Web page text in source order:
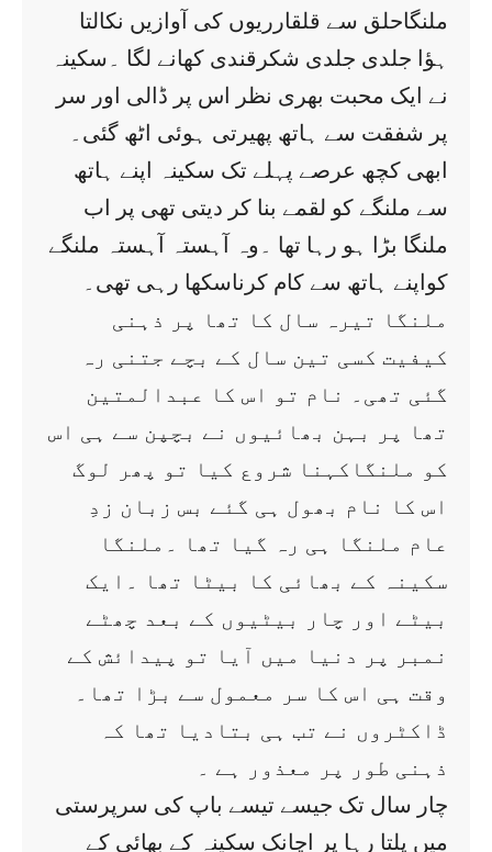
ملنگاحلق سے قلقارریوں کی آوازیں نکالتا
ہؤا جلدی جلدی شکرقندی کھانے لگا ۔سکینہ
نے ایک محبت بھری نظر اس پر ڈالی اور سر
پر شفقت سے ہاتھ پھیرتی ہوئی اٹھ گئی۔
ابھی کچھ عرصے پہلے تک سکینہ اپنے ہاتھ
سے ملنگے کو لقمے بنا کر دیتی تھی پر اب
ملنگا بڑا ہو رہا تھا ۔وہ آہستہ آہستہ ملنگے
کواپنے ہاتھ سے کام کرناسکھا رہی تھی۔
ملنگا تیرہ سال کا تھا پر ذہنی
کیفیت کسی تین سال کے بچے جتنی رہ
گئی تھی۔ نام تو اس کا عبدالمتین
تھا پر بہن بھائیوں نے بچپن سے ہی اس
کو ملنگاکہنا شروع کیا تو پھر لوگ
اس کا نام بھول ہی گئے بس زبان زدِ
عام ملنگا ہی رہ گیا تھا ۔ملنگا
سکینہ کے بھائی کا بیٹا تھا ۔ایک
بیٹے اور چار بیٹیوں کے بعد چھٹے
نمبر پر دنیا میں آیا تو پیدائش کے
وقت ہی اس کا سر معمول سے بڑا تھا۔
ڈاکٹروں نے تب ہی بتادیا تھا کہ
ذہنی طور پر معذور ہے ۔
چار سال تک جیسے تیسے باپ کی سرپرستی
میں پلتا رہا پر اچانک سکینہ کے بھائی کے